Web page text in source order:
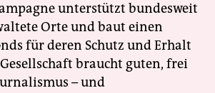
unterstützt bundesweit
Orte und baut einen
für deren Schutz und Erhalt
braucht guten, frei
– und